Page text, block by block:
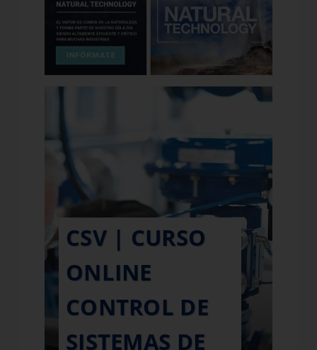
CSV | CURSO
ONLINE
CONTROL DE
SISTEMAS DE